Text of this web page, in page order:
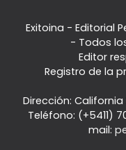
Exitoina - Editorial
- Todos
Editor
Registro de la
Dirección: California
Teléfono: (+5411)
mail: